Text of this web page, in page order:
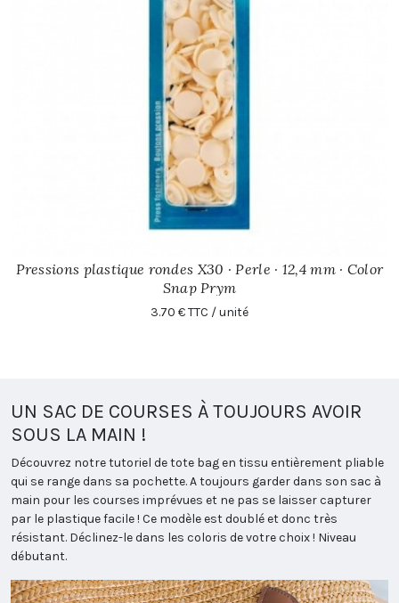
Pressions plastique rondes X30 · Perle · 12,4 mm · Color
Snap Prym
3.70 € TTC / unité
UN SAC DE COURSES À TOUJOURS AVOIR
SOUS LA MAIN !
Découvrez notre tutoriel de tote bag en tissu entièrement pliable
qui se range dans sa pochette. A toujours garder dans son sac à
main pour les courses imprévues et ne pas se laisser capturer
par le plastique facile ! Ce modèle est doublé et donc très
résistant. Déclinez-le dans les coloris de votre choix ! Niveau
débutant.